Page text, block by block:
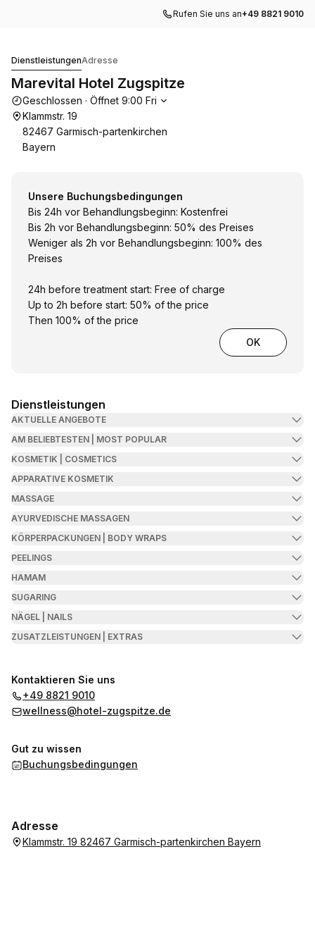
Rufen Sie uns an+49 8821 9010
DienstleistungenAdresse
Marevital Hotel Zugspitze
Die Öffnungszeiten
Geschlossen · Öffnet 9:00 Fri
Klammstr. 19
82467 Garmisch-partenkirchen
Bayern
Unsere Buchungsbedingungen
Bis 24h vor Behandlungsbeginn: Kostenfrei
Bis 2h vor Behandlungsbeginn: 50% des Preises
Weniger als 2h vor Behandlungsbeginn: 100% des
Preises
24h before treatment start: Free of charge
Up to 2h before start: 50% of the price
Then 100% of the price
OK
Dienstleistungen
AKTUELLE ANGEBOTE
AM BELIEBTESTEN | MOST POPULAR
KOSMETIK | COSMETICS
APPARATIVE KOSMETIK
MASSAGE
AYURVEDISCHE MASSAGEN
KÖRPERPACKUNGEN | BODY WRAPS
PEELINGS
HAMAM
SUGARING
NÄGEL | NAILS
ZUSATZLEISTUNGEN | EXTRAS
Kontaktieren Sie uns
+49 8821 9010
wellness@hotel-zugspitze.de
Gut zu wissen
Buchungsbedingungen
Adresse
Klammstr. 19 82467 Garmisch-partenkirchen Bayern